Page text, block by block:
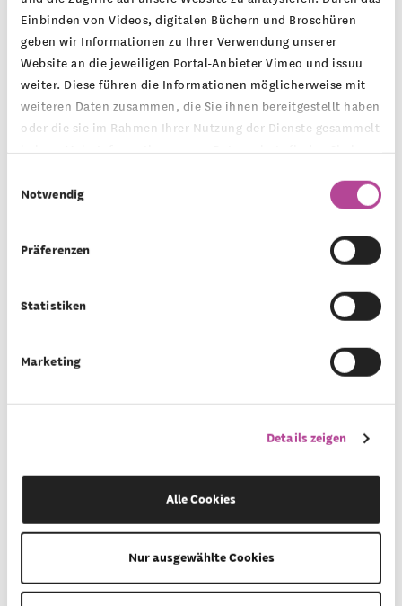
Einbinden von Videos, digitalen Büchern und Broschüren
geben wir Informationen zu Ihrer Verwendung unserer
Website an die jeweiligen Portal-Anbieter Vimeo und issuu
weiter. Diese führen die Informationen möglicherweise mit
weiteren Daten zusammen, die Sie ihnen bereitgestellt haben
oder die sie im Rahmen Ihrer Nutzung der Dienste gesammelt
haben. Mehr Informationen zum Datenschutz finden Sie in
Notwendig
Präferenzen
Statistiken
Marketing
Details zeigen
Alle Cookies
Nur ausgewählte Cookies
Gemeinnützige Stiftung
53113 Bonn
Frau Theresa Herzog
t.herzog@montag-stiftungen.de
Montag Stiftung Urbane Räume